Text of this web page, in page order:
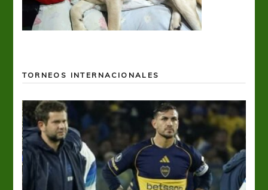
TORNEOS INTERNACIONALES